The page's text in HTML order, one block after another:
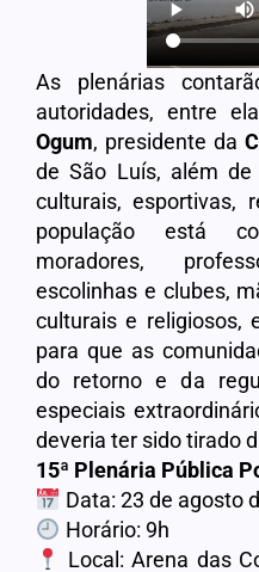
As plenárias
autoridades, entre
Ogum, presidente da
de São Luís, além de
culturais, esportivas,
população está
moradores,
escolinhas e clubes,
culturais e religiosos,
para que as
do retorno e da
especiais
deveria ter sido tirado
15ª Plenária Pública
Data: 23 de agosto
Horário: 9h
Local: Arena das